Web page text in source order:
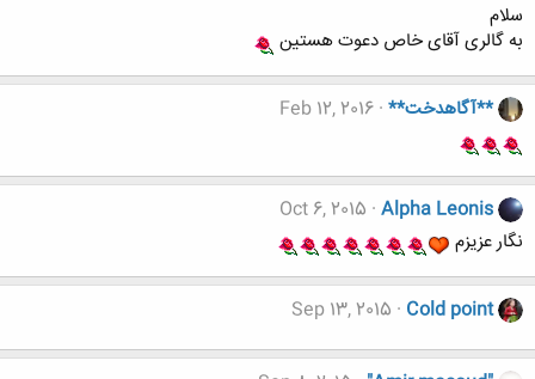
سلام
به گالری آقای خاص دعوت هستین
**آگاهدخت** Feb 12, 2016
Alpha Leonis
Oct 6, 2015
نگار عزیزم
Cold point
Sep 13, 2015